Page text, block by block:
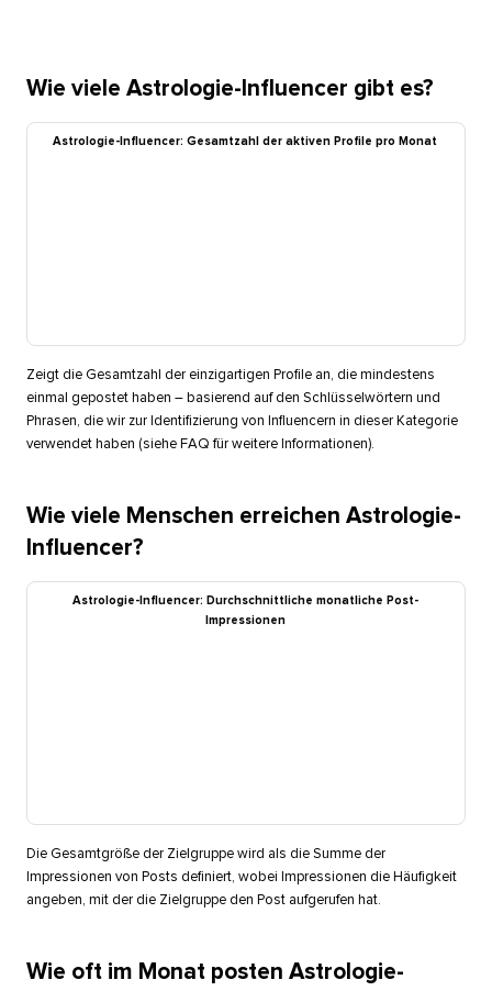
Wie viele Astrologie-Influencer gibt es?​​
Astrologie-Influencer: Gesamtzahl der aktiven Profile pro Monat​​
Zeigt die Gesamtzahl der einzigartigen Profile an, die mindestens
einmal gepostet haben – basierend auf den Schlüsselwörtern und
Phrasen, die wir zur Identifizierung von Influencern in dieser Kategorie
verwendet haben (siehe FAQ für weitere Informationen).​​
Wie viele Menschen erreichen Astrologie-
Influencer?​​
Astrologie-Influencer: Durchschnittliche monatliche Post-
Impressionen​​
Die Gesamtgröße der Zielgruppe wird als die Summe der
Impressionen von Posts definiert, wobei Impressionen die Häufigkeit
angeben, mit der die Zielgruppe den Post aufgerufen hat.​​
Wie oft im Monat posten Astrologie-